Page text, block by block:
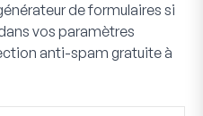
de formulaires si
vos paramètres
anti-spam gratuite à